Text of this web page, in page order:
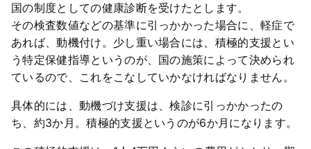
国の制度としての健康診断を受けたとします。
その検査数値などの基準に引っかかった場合に、軽症で
あれば、動機付け。少し重い場合には、積極的支援とい
う特定保健指導というのが、国の施策によって決められ
ているので、これをこなしていかなければなりません。
具体的には、動機づけ支援は、検診に引っかかったの
ち、約3か月。積極的支援というのが6か月になります。